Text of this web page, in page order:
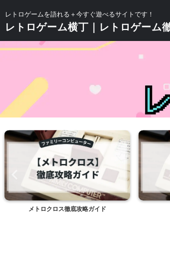
レトロゲームを語れる＋今すぐ遊べるサイトです！
レトロゲーム横丁｜レトロゲーム
メトロクロス徹底攻略ガイド